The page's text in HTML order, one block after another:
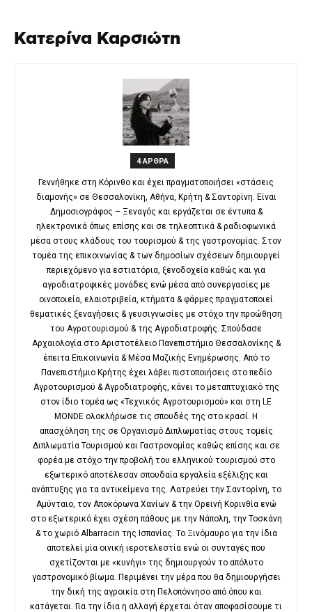
Κατερίνα Καρσιώτη
4 ΑΡΘΡΑ
Γεννήθηκε στη Κόρινθο και έχει πραγματοποιήσει «στάσεις
διαμονής» σε Θεσσαλονίκη, Αθήνα, Κρήτη & Σαντορίνη. Είναι
Δημοσιογράφος – Ξεναγός και εργάζεται σε έντυπα &
ηλεκτρονικά όπως επίσης και σε τηλεοπτικά & ραδιοφωνικά
μέσα στους κλάδους του τουρισμού & της γαστρονομίας. Στον
τομέα της επικοινωνίας & των δημοσίων σχέσεων δημιουργεί
περιεχόμενο για εστιατόρια, ξενοδοχεία καθώς και για
αγροδιατροφικές μονάδες ενώ μέσα από συνεργασίες με
οινοποιεία, ελαιοτριβεία, κτήματα & φάρμες πραγματοποιεί
θεματικές ξεναγήσεις & γευσιγνωσίες με στόχο την προώθηση
του Αγροτουρισμού & της Αγροδιατροφής. Σπούδασε
Αρχαιολογία στο Αριστοτέλειο Πανεπιστήμιο Θεσσαλονίκης &
έπειτα Επικοινωνία & Μέσα Μαζικής Ενημέρωσης. Από το
Πανεπιστήμιο Κρήτης έχει λάβει πιστοποιήσεις στο πεδίο
Αγροτουρισμού & Αγροδιατροφής, κάνει το μεταπτυχιακό της
στον ίδιο τομέα ως «Τεχνικός Αγροτουρισμού» και στη LE
MONDE ολοκλήρωσε τις σπουδές της στο κρασί. Η
απασχόληση της σε Οργανισμό Διπλωματίας στους τομείς
Διπλωματία Τουρισμού και Γαστρονομίας καθώς επίσης και σε
φορέα με στόχο την προβολή του ελληνικού τουρισμού στο
εξωτερικό αποτέλεσαν σπουδαία εργαλεία εξέλιξης και
ανάπτυξης για τα αντικείμενα της. Λατρεύει την Σαντορίνη, το
Αμύνταιο, τον Αποκόρωνα Χανίων & την Ορεινή Κορινθία ενώ
στο εξωτερικό έχει σχέση πάθους με την Νάπολη, την Τοσκάνη
& το χωριό Albarracin της Ισπανίας. Το Ξινόμαυρο για την ίδια
αποτελεί μία οινική ιεροτελεστία ενώ οι συνταγές που
σχετίζονται με «κυνήγι» της δημιουργούν το απόλυτο
γαστρονομικό βίωμα. Περιμένει την μέρα που θα δημιουργήσει
την δική της αγροικία στη Πελοπόννησο από όπου και
κατάγεται. Για την ίδια η αλλαγή έρχεται όταν αποφασίσουμε τι